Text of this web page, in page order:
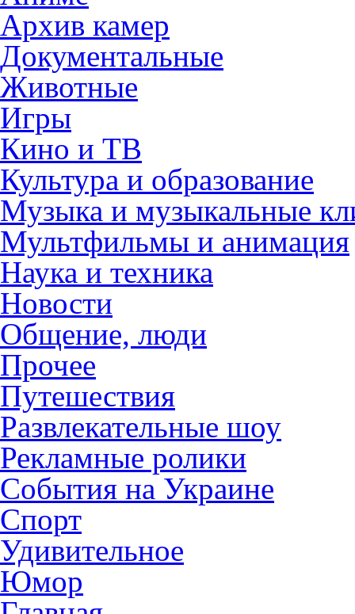
Архив камер
Документальные
Животные
Игры
Кино и ТВ
Культура и образование
Музыка и музыкальные
Мультфильмы и анимация
Наука и техника
Новости
Общение, люди
Прочее
Путешествия
Развлекательные шоу
Рекламные ролики
События на Украине
Спорт
Удивительное
Юмор